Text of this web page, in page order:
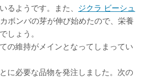
るようです。また、
ジクラ ビーシュ
ボンバの芽が伸び始めたので、栄養
しょう。
の維持がメインとなってしまってい
に必要な品物を発注しました。次の